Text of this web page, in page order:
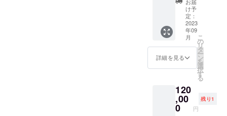
に、支
援者様
の代わ
りに運
営が購
入した
グッズ
を稽古
ト・ス
タッフ
にお届
後、9月
12日ま
でに記
載頂い
たメー
ルアド
レス宛
整理番
号を記
載した
ジョ役
はしら
たまな
様出演
となり
ます。
お間違
いたし
ます。
●リター
ンの実
】 その
際、お
客様の
お名前
が入っ
た熨斗
を作成
し劇場
に掲載
ます
（掲載
するお
名前は
ンサー
になり
い ！！
ターン
内容 ①
パンフ
レット
人・企
業の方
のHPと
個人
け予
定：
2023
年09
月
詳細を見る
こ
の
リ
タ
ー
ン
を
選
択
す
る
120
,00
0 円
残り1